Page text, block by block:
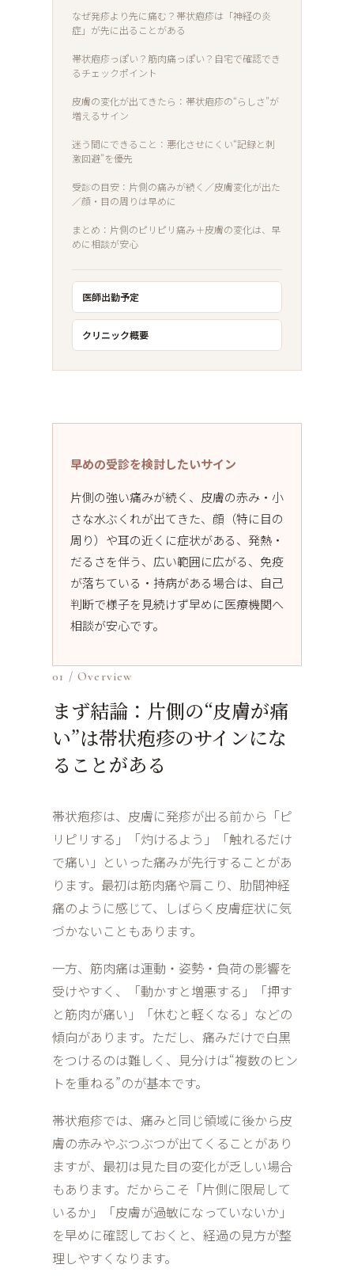
早めの受診を検討したいサイン
片側の強い痛みが続く、皮膚の赤み・小
さな水ぶくれが出てきた、顔（特に目の
周り）や耳の近くに症状がある、発熱・
だるさを伴う、広い範囲に広がる、免疫
が落ちている・持病がある場合は、自己
判断で様子を見続けず早めに医療機関へ
相談が安心です。
01 / Overview
まず結論：片側の“皮膚が痛
い”は帯状疱疹のサインにな
ることがある
帯状疱疹は、皮膚に発疹が出る前から「ピ
リピリする」「灼けるよう」「触れるだけ
で痛い」といった痛みが先行することがあ
ります。最初は筋肉痛や肩こり、肋間神経
痛のように感じて、しばらく皮膚症状に気
づかないこともあります。
一方、筋肉痛は運動・姿勢・負荷の影響を
受けやすく、「動かすと増悪する」「押す
と筋肉が痛い」「休むと軽くなる」などの
傾向があります。ただし、痛みだけで白黒
をつけるのは難しく、見分けは“複数のヒン
トを重ねる”のが基本です。
帯状疱疹では、痛みと同じ領域に後から皮
膚の赤みやぶつぶつが出てくることがあり
ますが、最初は見た目の変化が乏しい場合
もあります。だからこそ「片側に限局して
いるか」「皮膚が過敏になっていないか」
を早めに確認しておくと、経過の見方が整
理しやすくなります。
なぜ発疹より先に痛む？帯状疱疹は「神経の炎
症」が先に出ることがある
帯状疱疹っぽい？筋肉痛っぽい？自宅で確認でき
るチェックポイント
皮膚の変化が出てきたら：帯状疱疹の“らしさ”が
増えるサイン
迷う間にできること：悪化させにくい“記録と刺
激回避”を優先
受診の目安：片側の痛みが続く／皮膚変化が出た
／顔・目の周りは早めに
まとめ：片側のピリピリ痛み＋皮膚の変化は、早
めに相談が安心
医師出勤予定
クリニック概要